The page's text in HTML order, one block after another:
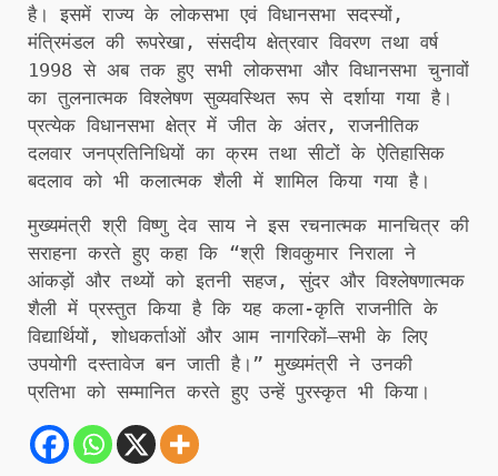
है। इसमें राज्य के लोकसभा एवं विधानसभा सदस्यों,
मंत्रिमंडल की रूपरेखा, संसदीय क्षेत्रवार विवरण तथा वर्ष
1998 से अब तक हुए सभी लोकसभा और विधानसभा चुनावों
का तुलनात्मक विश्लेषण सुव्यवस्थित रूप से दर्शाया गया है।
प्रत्येक विधानसभा क्षेत्र में जीत के अंतर, राजनीतिक
दलवार जनप्रतिनिधियों का क्रम तथा सीटों के ऐतिहासिक
बदलाव को भी कलात्मक शैली में शामिल किया गया है।
मुख्यमंत्री श्री विष्णु देव साय ने इस रचनात्मक मानचित्र की
सराहना करते हुए कहा कि “श्री शिवकुमार निराला ने
आंकड़ों और तथ्यों को इतनी सहज, सुंदर और विश्लेषणात्मक
शैली में प्रस्तुत किया है कि यह कला-कृति राजनीति के
विद्यार्थियों, शोधकर्ताओं और आम नागरिकों—सभी के लिए
उपयोगी दस्तावेज बन जाती है।” मुख्यमंत्री ने उनकी
प्रतिभा को सम्मानित करते हुए उन्हें पुरस्कृत भी किया।